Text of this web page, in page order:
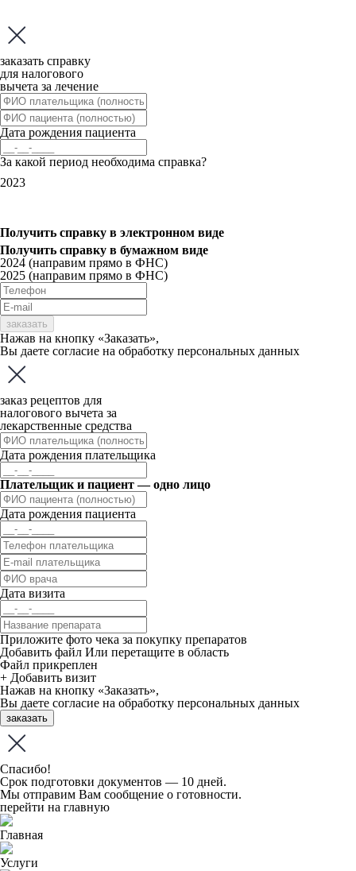
заказать справку
для налогового
вычета за лечение
Дата рождения пациента
За какой период необходима справка?
2023
Получить справку в электронном виде
Получить справку в бумажном виде
2024 (направим прямо в ФНС)
2025 (направим прямо в ФНС)
заказать
Нажав на кнопку «Заказать»,
Вы даете согласие на обработку персональных данных
заказ рецептов для
налогового вычета за
лекарственные средства
Дата рождения плательщика
Плательщик и пациент — одно лицо
Дата рождения пациента
Дата визита
Приложите фото чека за покупку препаратов
Добавить файл Или перетащите в область
Файл прикреплен
+ Добавить визит
Нажав на кнопку «Заказать»,
Вы даете согласие на обработку персональных данных
заказать
Спасибо!
Срок подготовки документов — 10 дней.
Мы отправим Вам сообщение о готовности.
перейти на главную
Главная
Услуги